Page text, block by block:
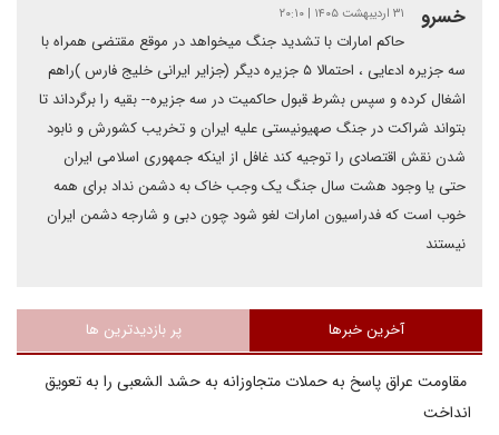
خسرو ۳۱ اردیبهشت ۱۴۰۵ | ۲۰:۱۰
حاکم امارات با تشدید جنگ میخواهد در موقع مقتضی همراه با
سه جزیره ادعایی ، احتمالا ۵ جزیره دیگر (جزایر ایرانی خلیج فارس )راهم
اشغال کرده و سپس بشرط قبول حاکمیت در سه جزیره-- بقیه را برگرداند تا
بتواند شراکت در جنگ صهیونیستی علیه ایران و تخریب کشورش و نابود
شدن نقش اقتصادی را توجیه کند غافل از اینکه جمهوری اسلامی ایران
حتی یا وجود هشت سال جنگ یک وجب خاک به دشمن نداد برای همه
خوب است که فدراسیون امارات لغو شود چون دبی و شارجه دشمن ایران
نیستند
آخرین خبرها پر بازدیدترین ها
مقاومت عراق پاسخ به حملات متجاوزانه به حشد الشعبی را به تعویق
انداخت